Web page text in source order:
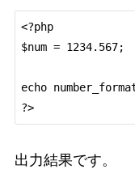
<?php
$num = 1234.567;
echo
?>
出力結果です。